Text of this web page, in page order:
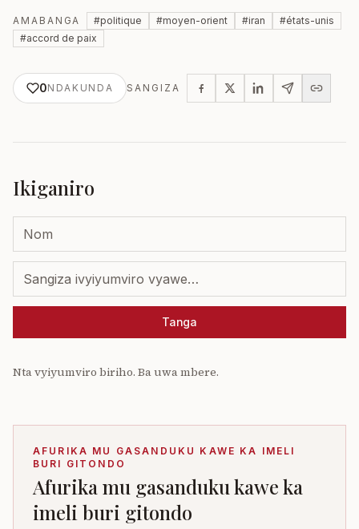
AMABANGA #politique #moyen-orient #iran #états-unis
#accord de paix
0NDAKUNDA SANGIZA
Ikiganiro
Tanga
Nta vyiyumviro biriho. Ba uwa mbere.
AFURIKA MU GASANDUKU KAWE KA IMELI
BURI GITONDO
Afurika mu gasanduku kawe ka
imeli buri gitondo